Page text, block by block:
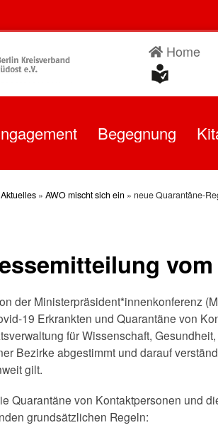
Home
Begegnung
Aktuelles » AWO mischt sich ein » neue Quarantäne-
vom
der Ministerpräsident*innenkonferenz
19 Erkrankten und Quarantäne von
für Wissenschaft,
Bezirke abgestimmt und darauf
gilt.
Quarantäne von Kontaktpersonen und
grundsätzlichen Regeln: